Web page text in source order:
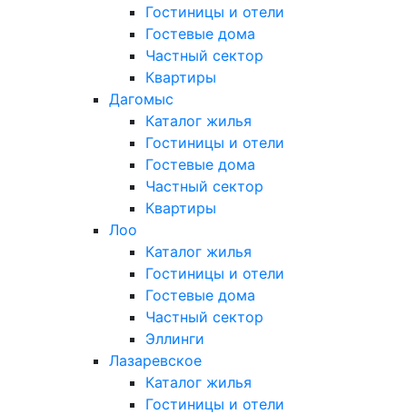
Гостиницы и отели
Гостевые дома
Частный сектор
Квартиры
Дагомыс
Каталог жилья
Гостиницы и отели
Гостевые дома
Частный сектор
Квартиры
Лоо
Каталог жилья
Гостиницы и отели
Гостевые дома
Частный сектор
Эллинги
Лазаревское
Каталог жилья
Гостиницы и отели